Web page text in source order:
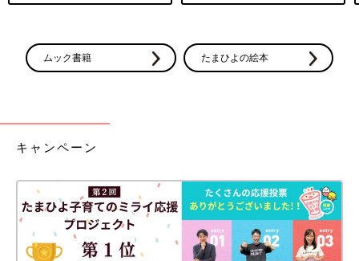
ムック書籍 たまひよの絵本
キャンペーン